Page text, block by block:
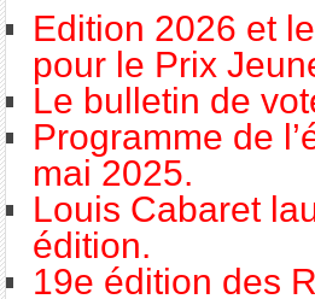
Edition 2026 et
pour le Prix
Le bulletin de
Programme de
mai 2025.
Louis Cabaret
édition.
19e édition des